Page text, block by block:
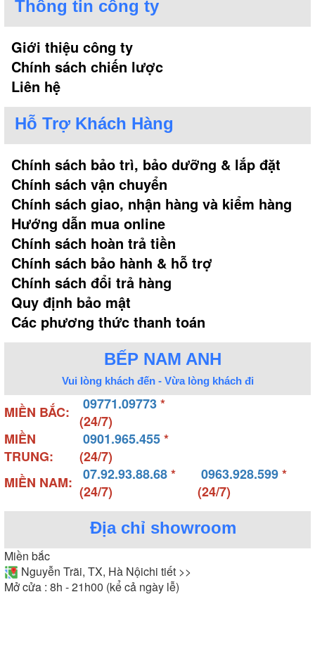
Thông tin công ty
Giới thiệu công ty
Chính sách chiến lược
Liên hệ
Hỗ Trợ Khách Hàng
Chính sách bảo trì, bảo dưỡng & lắp đặt
Chính sách vận chuyển
Chính sách giao, nhận hàng và kiểm hàng
Hướng dẫn mua online
Chính sách hoàn trả tiền
Chính sách bảo hành & hỗ trợ
Chính sách đổi trả hàng
Quy định bảo mật
Các phương thức thanh toán
BẾP NAM ANH
Vui lòng khách đến - Vừa lòng khách đi
MIỀN BẮC: 09771.09773*
(24/7)
MIỀN
TRUNG:
0901.965.455*
(24/7)
MIỀN NAM:
07.92.93.88.68*
(24/7)
0963.928.599*
(24/7)
Địa chỉ showroom
Miền bắc
Nguyễn Trãi, TX, Hà Nộichi tiết >>
Mở cửa : 8h - 21h00 (kể cả ngày lễ)